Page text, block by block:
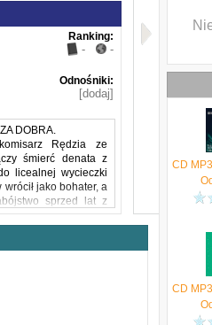
Ranking:
- -
Odnośniki:
[dodaj]
DOBRA.
Rędzia ze
śmierć denata z
licealnej wycieczki
jako bohater, a
sprzed lat z
chcą zapomnieć o
swoich kolegów z
Od
Od